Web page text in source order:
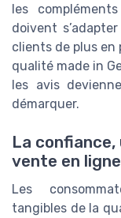
les
doivent
clients de plus en
qualité made in
les avis
démarquer.
La
vente en ligne
Les
tangibles de la